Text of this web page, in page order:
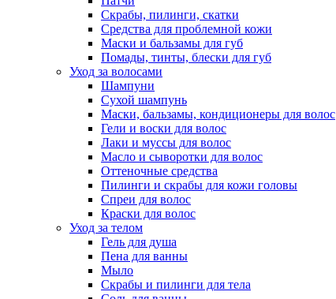
Скрабы, пилинги, скатки
Средства для проблемной кожи
Маски и бальзамы для губ
Помады, тинты, блески для губ
Уход за волосами
Шампуни
Сухой шампунь
Маски, бальзамы, кондиционеры для волос
Гели и воски для волос
Лаки и муссы для волос
Масло и сыворотки для волос
Оттеночные средства
Пилинги и скрабы для кожи головы
Спреи для волос
Краски для волос
Уход за телом
Гель для душа
Пена для ванны
Мыло
Скрабы и пилинги для тела